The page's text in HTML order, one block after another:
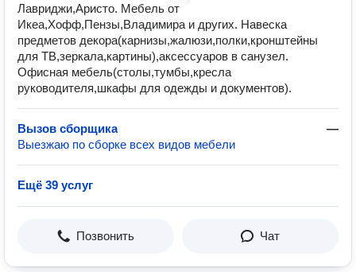
Лавриджи,Аристо. Мебель от
Икеа,Хофф,Пензы,Владимира и других. Навеска
предметов декора(карнизы,жалюзи,полки,кронштейны
для ТВ,зеркала,картины),аксессуаров в санузел.
Офисная мебель(столы,тумбы,кресла
руководителя,шкафы для одежды и документов).
Вызов сборщика
—
Выезжаю по сборке всех видов мебели
Ещё 39 услуг
Позвонить Чат